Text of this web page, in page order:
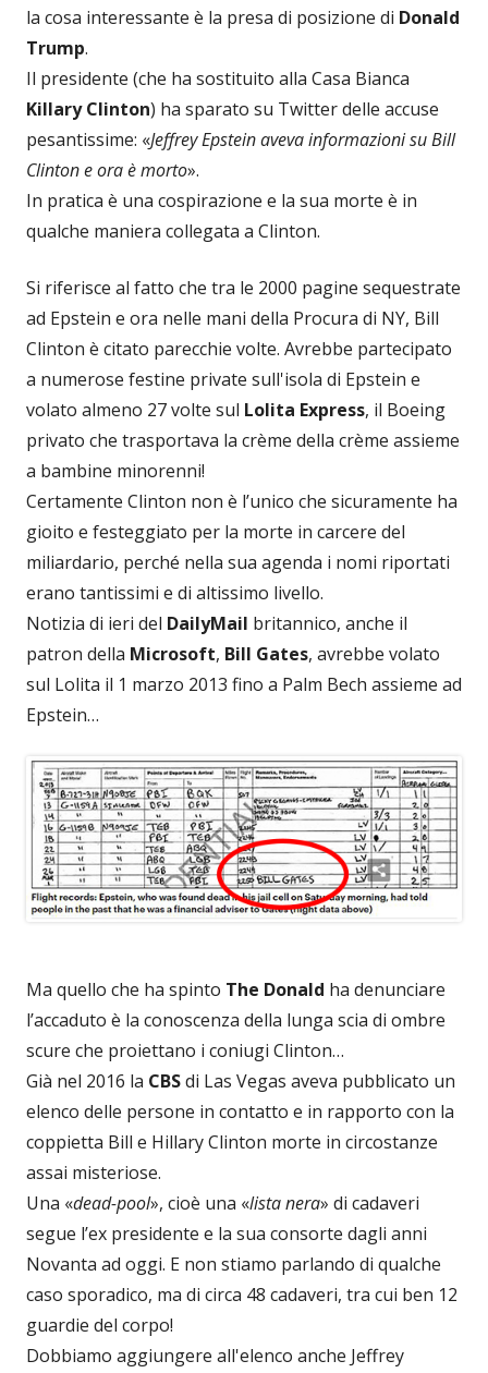
la cosa interessante è la presa di posizione di Donald
Trump.
Il presidente (che ha sostituito alla Casa Bianca
Killary Clinton) ha sparato su Twitter delle accuse
pesantissime: «Jeffrey Epstein aveva informazioni su Bill
Clinton e ora è morto».
In pratica è una cospirazione e la sua morte è in
qualche maniera collegata a Clinton.
Si riferisce al fatto che tra le 2000 pagine sequestrate
ad Epstein e ora nelle mani della Procura di NY, Bill
Clinton è citato parecchie volte. Avrebbe partecipato
a numerose festine private sull'isola di Epstein e
volato almeno 27 volte sul Lolita Express, il Boeing
privato che trasportava la crème della crème assieme
a bambine minorenni!
Certamente Clinton non è l’unico che sicuramente ha
gioito e festeggiato per la morte in carcere del
miliardario, perché nella sua agenda i nomi riportati
erano tantissimi e di altissimo livello.
Notizia di ieri del DailyMail britannico, anche il
patron della Microsoft, Bill Gates, avrebbe volato
sul Lolita il 1 marzo 2013 fino a Palm Bech assieme ad
Epstein…
Ma quello che ha spinto The Donald ha denunciare
l’accaduto è la conoscenza della lunga scia di ombre
scure che proiettano i coniugi Clinton…
Già nel 2016 la CBSdi Las Vegas aveva pubblicato un
elenco delle persone in contatto e in rapporto con la
coppietta Bill e Hillary Clinton morte in circostanze
assai misteriose.
Una «dead-pool», cioè una «lista nera» di cadaveri
segue l’ex presidente e la sua consorte dagli anni
Novanta ad oggi. E non stiamo parlando di qualche
caso sporadico, ma di circa 48 cadaveri, tra cui ben 12
guardie del corpo!
Dobbiamo aggiungere all'elenco anche Jeffrey